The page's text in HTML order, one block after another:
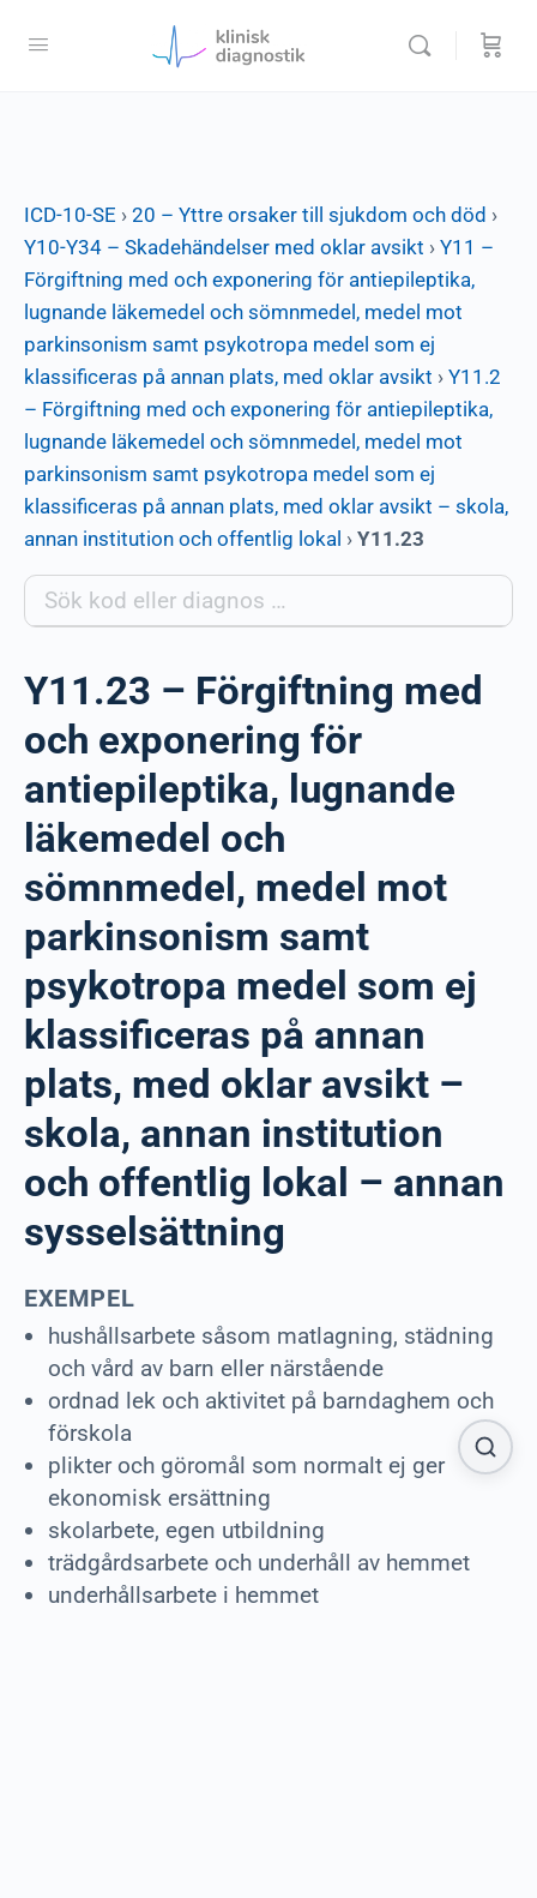
ICD-10-SE › 20 – Yttre orsaker till sjukdom och död ›
Y10-Y34 – Skadehändelser med oklar avsikt › Y11 –
Förgiftning med och exponering för antiepileptika,
lugnande läkemedel och sömnmedel, medel mot
parkinsonism samt psykotropa medel som ej
klassificeras på annan plats, med oklar avsikt › Y11.2
– Förgiftning med och exponering för antiepileptika,
lugnande läkemedel och sömnmedel, medel mot
parkinsonism samt psykotropa medel som ej
klassificeras på annan plats, med oklar avsikt – skola,
annan institution och offentlig lokal › Y11.23
Y11.23 – Förgiftning med
och exponering för
antiepileptika, lugnande
läkemedel och
sömnmedel, medel mot
parkinsonism samt
psykotropa medel som ej
klassificeras på annan
plats, med oklar avsikt –
skola, annan institution
och offentlig lokal – annan
sysselsättning
EXEMPEL
hushållsarbete såsom matlagning, städning
och vård av barn eller närstående
ordnad lek och aktivitet på barndaghem och
förskola
plikter och göromål som normalt ej ger
ekonomisk ersättning
skolarbete, egen utbildning
trädgårdsarbete och underhåll av hemmet
underhållsarbete i hemmet